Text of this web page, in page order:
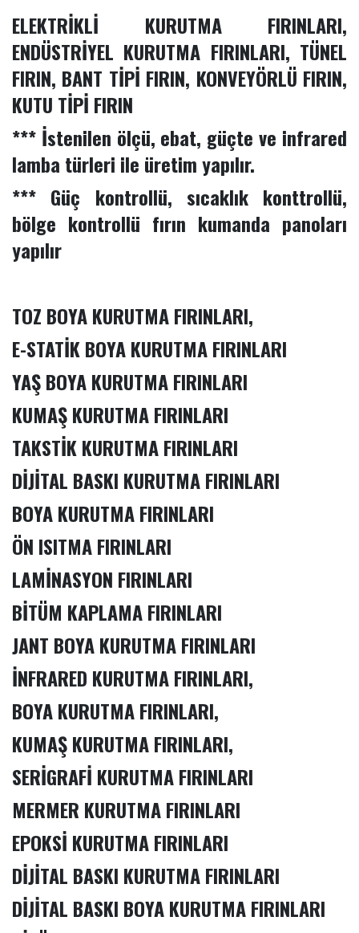
ELEKTRİKLİ KURUTMA FIRINLARI,
ENDÜSTRİYEL KURUTMA FIRINLARI, TÜNEL
FIRIN, BANT TİPİ FIRIN, KONVEYÖRLÜ FIRIN,
KUTU TİPİ FIRIN
*** İstenilen ölçü, ebat, güçte ve infrared
lamba türleri ile üretim yapılır.
*** Güç kontrollü, sıcaklık konttrollü,
bölge kontrollü fırın kumanda panoları
yapılır
TOZ BOYA KURUTMA FIRINLARI,
E-STATİK BOYA KURUTMA FIRINLARI
YAŞ BOYA KURUTMA FIRINLARI
KUMAŞ KURUTMA FIRINLARI
TAKSTİK KURUTMA FIRINLARI
DİJİTAL BASKI KURUTMA FIRINLARI
BOYA KURUTMA FIRINLARI
ÖN ISITMA FIRINLARI
LAMİNASYON FIRINLARI
BİTÜM KAPLAMA FIRINLARI
JANT BOYA KURUTMA FIRINLARI
İNFRARED KURUTMA FIRINLARI,
BOYA KURUTMA FIRINLARI,
KUMAŞ KURUTMA FIRINLARI,
SERİGRAFİ KURUTMA FIRINLARI
MERMER KURUTMA FIRINLARI
EPOKSİ KURUTMA FIRINLARI
DİJİTAL BASKI KURUTMA FIRINLARI
DİJİTAL BASKI BOYA KURUTMA FIRINLARI